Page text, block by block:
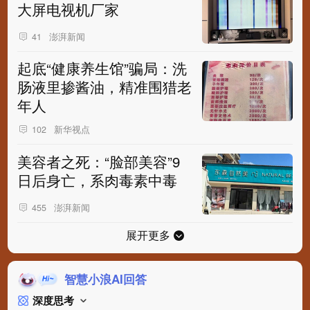
大屏电视机厂家
41 澎湃新闻
起底“健康养生馆”骗局：洗
肠液里掺酱油，精准围猎老
年人
102 新华视点
美容者之死：“脸部美容”9
日后身亡，系肉毒素中毒
455 澎湃新闻
展开更多
智慧小浪AI回答
深度思考